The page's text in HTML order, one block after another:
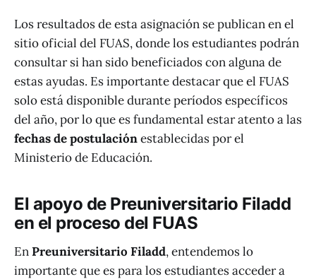
Los resultados de esta asignación se publican en el
sitio oficial del FUAS, donde los estudiantes podrán
consultar si han sido beneficiados con alguna de
estas ayudas. Es importante destacar que el FUAS
solo está disponible durante períodos específicos
del año, por lo que es fundamental estar atento a las
fechas de postulaciónestablecidas por el
Ministerio de Educación.
El apoyo de Preuniversitario Filadd
en el proceso del FUAS
EnPreuniversitario Filadd, entendemos lo
importante que es para los estudiantes acceder a